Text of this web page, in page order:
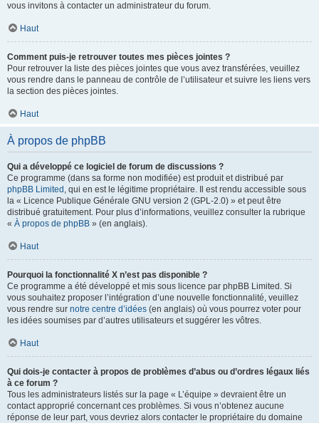
vous invitons à contacter un administrateur du forum.
Haut
Comment puis-je retrouver toutes mes pièces jointes ?
Pour retrouver la liste des pièces jointes que vous avez transférées, veuillez
vous rendre dans le panneau de contrôle de l’utilisateur et suivre les liens vers
la section des pièces jointes.
Haut
À propos de phpBB
Qui a développé ce logiciel de forum de discussions ?
Ce programme (dans sa forme non modifiée) est produit et distribué par
phpBB Limited , qui en est le légitime propriétaire. Il est rendu accessible sous
la « Licence Publique Générale GNU version 2 (GPL-2.0) » et peut être
distribué gratuitement. Pour plus d’informations, veuillez consulter la rubrique
« À propos de phpBB » (en anglais).
Haut
Pourquoi la fonctionnalité X n’est pas disponible ?
Ce programme a été développé et mis sous licence par phpBB Limited. Si
vous souhaitez proposer l’intégration d’une nouvelle fonctionnalité, veuillez
vous rendre sur notre centre d’idées (en anglais) où vous pourrez voter pour
les idées soumises par d’autres utilisateurs et suggérer les vôtres.
Haut
Qui dois-je contacter à propos de problèmes d’abus ou d’ordres légaux liés
à ce forum ?
Tous les administrateurs listés sur la page « L’équipe » devraient être un
contact approprié concernant ces problèmes. Si vous n’obtenez aucune
réponse de leur part, vous devriez alors contacter le propriétaire du domaine